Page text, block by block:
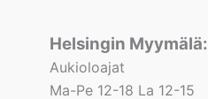
Helsingin Myymälä:
Aukioloajat
Ma-Pe 12-18 La 12-15